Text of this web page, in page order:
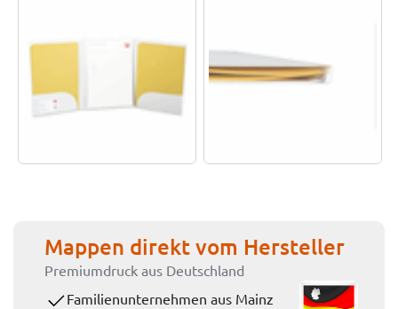
Mappen direkt vom Hersteller
Premiumdruck aus Deutschland
Familienunternehmen aus Mainz